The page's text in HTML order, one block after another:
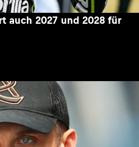
auch 2027 und 2028 für